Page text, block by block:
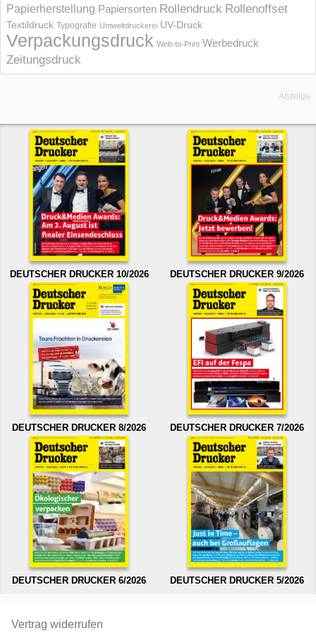
Papierherstellung Papiersorten Rollendruck Rollenoffset
Textildruck Typografie Umweltdruckerei UV-Druck
Verpackungsdruck Web-to-Print Werbedruck
Zeitungsdruck
Anzeige
DEUTSCHER DRUCKER 10/2026 DEUTSCHER DRUCKER 9/2026
DEUTSCHER DRUCKER 8/2026 DEUTSCHER DRUCKER 7/2026
DEUTSCHER DRUCKER 6/2026 DEUTSCHER DRUCKER 5/2026
Vertrag widerrufen